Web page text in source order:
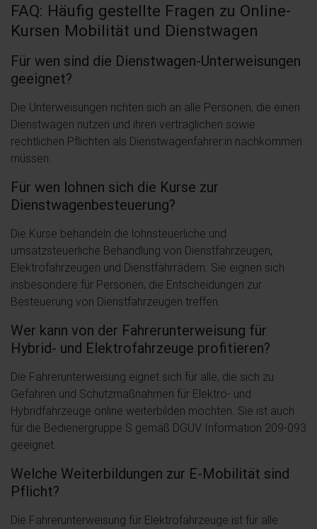
FAQ: Häufig gestellte Fragen zu Online-
Kursen Mobilität und Dienstwagen
Für wen sind die Dienstwagen-Unterweisungen
geeignet?
Die Unterweisungen richten sich an alle Personen, die einen
Dienstwagen nutzen und ihren vertraglichen sowie
rechtlichen Pflichten als Dienstwagenfahrer:in nachkommen
müssen.
Für wen lohnen sich die Kurse zur
Dienstwagenbesteuerung?
Die Kurse behandeln die lohnsteuerliche und
umsatzsteuerliche Behandlung von Dienstfahrzeugen,
Elektrofahrzeugen und Dienstfahrrädern. Sie eignen sich
insbesondere für Personen, die Entscheidungen zur
Besteuerung von Dienstfahrzeugen treffen.
Wer kann von der Fahrerunterweisung für
Hybrid- und Elektrofahrzeuge profitieren?
Die Fahrerunterweisung eignet sich für alle, die sich zu
Gefahren und Schutzmaßnahmen für Elektro- und
Hybridfahrzeuge online weiterbilden möchten. Sie ist auch
für die Bedienergruppe S gemäß DGUV Information 209-093
geeignet.
Welche Weiterbildungen zur E-Mobilität sind
Pflicht?
Die Fahrerunterweisung für Elektrofahrzeuge ist für alle